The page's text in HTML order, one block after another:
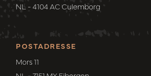
POSTADRESSE
Mors 11
NL - 4104 AC Culemborg